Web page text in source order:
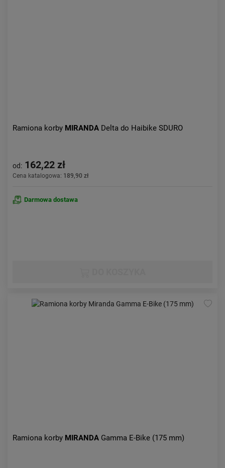
Ramiona korby MIRANDA Delta do Haibike SDURO
od: 162,22 zł
Cena katalogowa: 189,90 zł
Darmowa dostawa
Ramiona korby MIRANDA Gamma E-Bike (175 mm)